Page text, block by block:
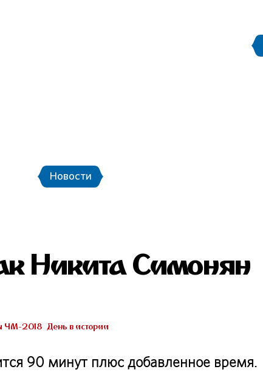
Новости
Никита Симонян
ЧМ-2018 День в истории
90 минут плюс добавленное время.